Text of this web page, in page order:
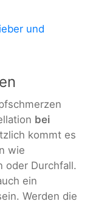
und
bei
kommt es
wie
oder Durchfall.
ein
Werden die